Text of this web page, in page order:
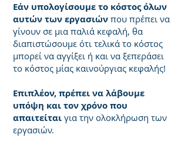
Εάν υπολογίσουμε το κόστος όλων
αυτών των εργασιών που πρέπει να
γίνουν σε μια παλιά κεφαλή, θα
διαπιστώσουμε ότι τελικά το κόστος
μπορεί να αγγίξει ή και να ξεπεράσει
το κόστος μίας καινούργιας κεφαλής!
Επιπλέον, πρέπει να λάβουμε
υπόψη και τον χρόνο που
απαιτείται για την ολοκλήρωση των
εργασιών.